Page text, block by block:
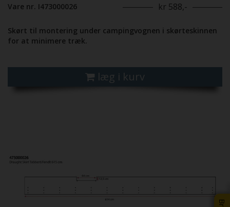
Vare nr. I473000026 kr 588,-
Skørt til montering under campingvognen i skørteskinnen
for at minimere træk.
læg i kurv